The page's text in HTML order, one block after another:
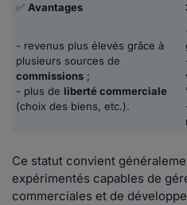
✅ Avantages
- revenus plus élevés grâce à
plusieurs sources de
commissions ;
- plus de liberté commerciale
(choix des biens, etc.).
Ce statut convient
expérimentés capables de
commerciales et de